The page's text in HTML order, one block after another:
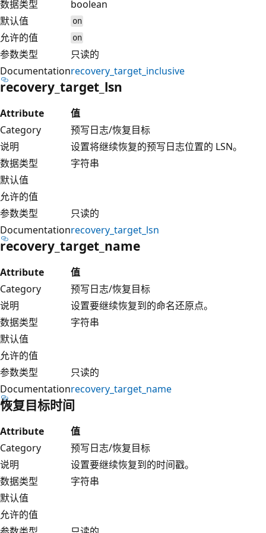
数据类型
boolean
默认值
on
允许的值 on
参数类型
只读的
Documentationrecovery_target_inclusive
recovery_target_lsn
Attribute
值
Category
预写日志/恢复目标
说明
设置将继续恢复的预写日志位置的 LSN。
数据类型
字符串
默认值
允许的值
参数类型
只读的
Documentationrecovery_target_lsn
recovery_target_name
Attribute
值
Category
预写日志/恢复目标
说明
设置要继续恢复到的命名还原点。
数据类型
字符串
默认值
允许的值
参数类型
只读的
Documentationrecovery_target_name
恢复目标时间
Attribute
值
Category
预写日志/恢复目标
说明
设置要继续恢复到的时间戳。
数据类型
字符串
默认值
允许的值